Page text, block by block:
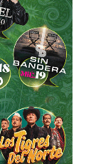
elegir la
no complete
las
no podrá
Potosí.
oficial